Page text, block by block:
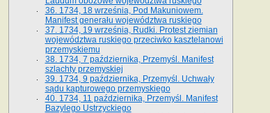
36. 1734, 18 września, Pod Makuniowem.
Manifest generału województwa ruskiego
37. 1734, 19 września, Rudki. Protest ziemian
województwa ruskiego przeciwko kasztelanowi
przemyskiemu
38. 1734, 7 października, Przemyśl. Manifest
szlachty przemyskiej
39. 1734, 9 października, Przemyśl. Uchwały
sądu kapturowego przemyskiego
40. 1734, 11 października, Przemyśl. Manifest
Bazylego Ustrzyckiego